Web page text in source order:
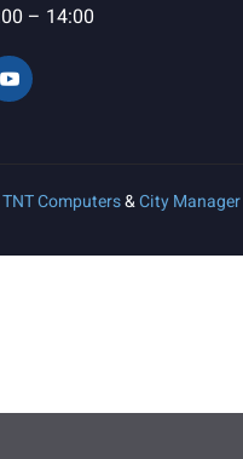
– 14:00
TNT Computers&City Manager